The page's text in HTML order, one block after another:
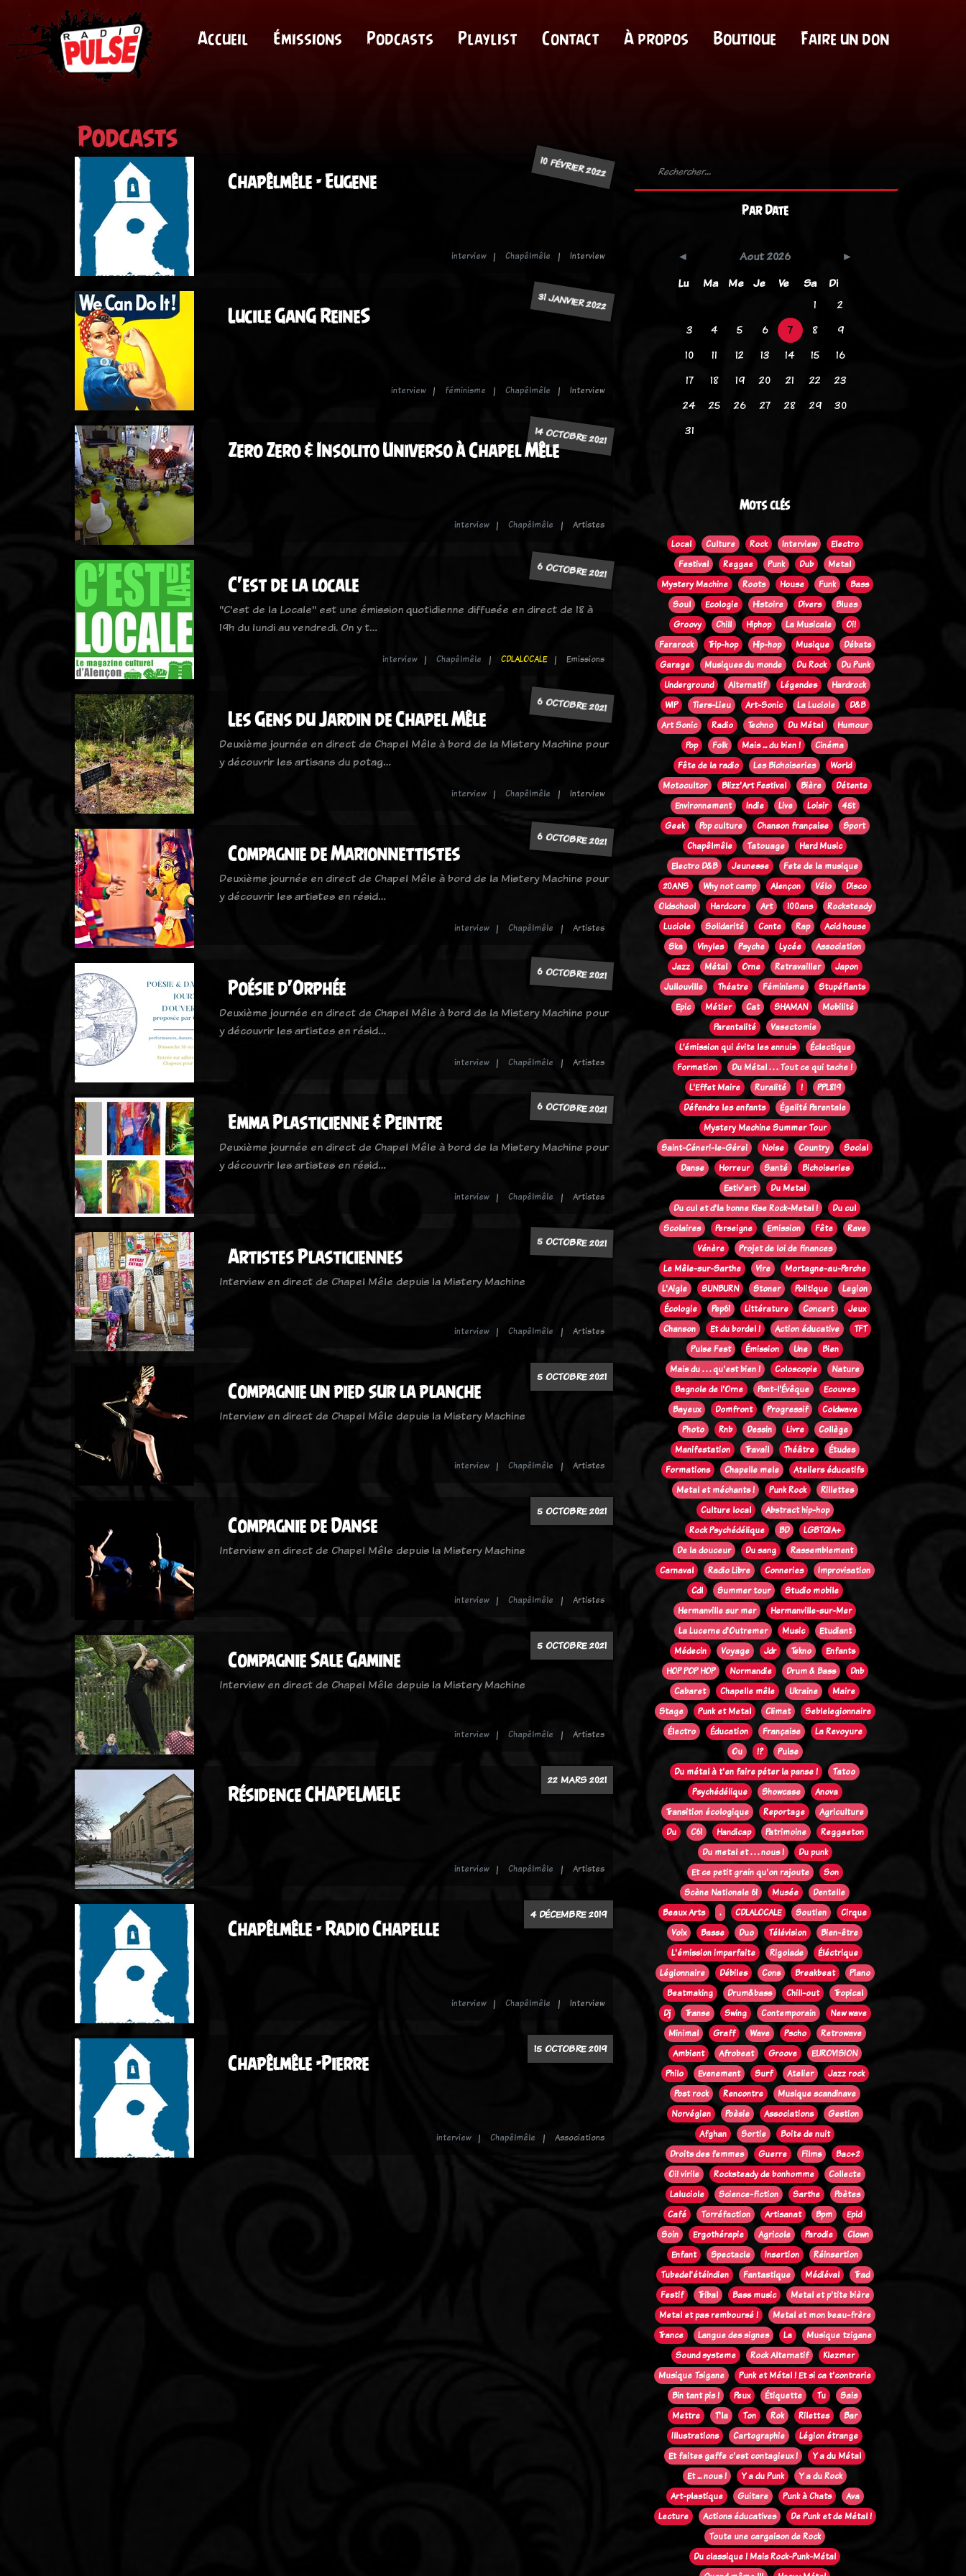
Accueil Émissions Podcasts Playlist Contact À propos Boutique Faire un don
Podcasts
10 FÉVRIER 2022
Chapêlmêle - Eugene
interview Chapêlmêle Interview
31 JANVIER 2022
Lucile GanG ReineS
interview féminisme Chapêlmêle Interview
14 OCTOBRE 2021
Zero Zero & Insolito Universo à Chapel Mêle
interview Chapêlmêle Artistes
6 OCTOBRE 2021
C'est de la locale
"C'est de la Locale" est une émission quotidienne diffusée en direct de 18 à
19h du lundi au vendredi. On y t…
interview Chapêlmêle CDLALOCALE Emissions
6 OCTOBRE 2021
Les Gens du Jardin de Chapel Mêle
Deuxième journée en direct de Chapel Mêle à bord de la Mistery Machine pour
y découvrir les artisans du potag…
interview Chapêlmêle Interview
6 OCTOBRE 2021
Compagnie de Marionnettistes
Deuxième journée en direct de Chapel Mêle à bord de la Mistery Machine pour
y découvrir les artistes en résid…
interview Chapêlmêle Artistes
6 OCTOBRE 2021
Poésie d'Orphée
Deuxième journée en direct de Chapel Mêle à bord de la Mistery Machine pour
y découvrir les artistes en résid…
interview Chapêlmêle Artistes
6 OCTOBRE 2021
Emma Plasticienne & Peintre
Deuxième journée en direct de Chapel Mêle à bord de la Mistery Machine pour
y découvrir les artistes en résid…
interview Chapêlmêle Artistes
5 OCTOBRE 2021
Artistes Plasticiennes
Interview en direct de Chapel Mêle depuis la Mistery Machine
interview Chapêlmêle Artistes
5 OCTOBRE 2021
Compagnie un pied sur la planche
Interview en direct de Chapel Mêle depuis la Mistery Machine
interview Chapêlmêle Artistes
5 OCTOBRE 2021
Compagnie de Danse
Interview en direct de Chapel Mêle depuis la Mistery Machine
interview Chapêlmêle Artistes
5 OCTOBRE 2021
Compagnie Sale Gamine
Interview en direct de Chapel Mêle depuis la Mistery Machine
interview Chapêlmêle Artistes
22 MARS 2021
Résidence CHAPELMELE
interview Chapêlmêle Artistes
4 DÉCEMBRE 2019
Chapêlmêle - Radio Chapelle
interview Chapêlmêle Interview
15 OCTOBRE 2019
Chapêlmêle -Pierre
interview Chapêlmêle Associations
Par Date
Aout 2026
Lu
Ma Me Je Ve Sa
Di
1
2
3
4 5 6 7 8
9
10
11 12 13 14 15
16
17
18 19 20 21 22
23
24
25 26 27 28 29
30
31
Mots clés
Local Culture Rock Interview
Electro
Festival
Reggae Punk Dub
Metal
Mystery Machine
Roots House Funk
Bass
Soul
Ecologie Histoire Divers
Blues
Groovy
Chill Hiphop La Musicale
Oi!
Ferarock
Trip-hop Hip-hop Musique
Débats
Garage
Musiques du monde Du Rock
Du Punk
Underground
Alternatif Légendes
Hardrock
WIP
Tiers-Lieu Art-Sonic La Luciole
D&B
Art Sonic
Radio Techno Du Métal
Humour
Pop
Folk Mais ... du bien !
Cinéma
Fête de la radio
Les Bichoiseries
World
Motocultor
Blizz'Art Festival Bière
Détente
Environnement
Indie Live Loisir
45t
Geek
Pop culture Chanson française
Sport
Chapêlmêle
Tatouage
Hard Music
Electro D&B
Jeunesse
Fete de la musique
20ANS
Why not camp Alençon Vélo
Disco
Oldschool
Hardcore Art 100ans
Rocksteady
Luciole
Solidarité Conte Rap
Acid house
Ska
Vinyles Psyche Lycée
Association
Jazz
Métal Orne Retravailler
Japon
Jullouville
Théatre Féminisme
Stupéfiants
Epic
Métier Cat SHAMAN
Mobilité
Parentalité
Vasectomie
L’émission qui évite les ennuis
Éclectique
Formation
Du Métal . . . Tout ce qui tache !
L'Effet Maire
Ruralité !
PPL819
Défendre les enfants
Égalité Parentale
Mystery Machine Summer Tour
Saint-Céneri-le-Gérei
Noise Country
Social
Danse
Horreur Santé
Bichoiseries
Estiv'art
Du Metal
Du cul et d'la bonne Kise Rock-Metal !
Du cul
Scolaires
Perseigne Emission Fête
Rave
Vénère
Projet de loi de finances
Le Mêle-sur-Sarthe
Vire
Mortagne-au-Perche
L'Aigle
SUNBURN Stoner Politique
Legion
Écologie
Pep61 Littérature Concert
Jeux
Chanson
Et du bordel ! Action éducative
TFT
Pulse Fest
Émission Une
Bien
Mais du . . . qu'est bien !
Coloscopie
Nature
Bagnole de l'Orne
Pont-l'Évêque
Ecouves
Bayeux
Domfront Progressif
Coldwave
Photo
Rnb Dessin Livre
Collège
Manifestation
Travail Théâtre
Études
Formations
Chapelle mele
Ateliers éducatifs
Metal et méchants !
Punk Rock
Rillettes
Culture local
Abstract hip-hop
Rock Psychédélique
BD
LGBTQIA+
De la douceur
Du sang
Rassemblement
Carnaval
Radio Libre Conneries
Improvisation
Cdl
Summer tour
Studio mobile
Hermanville sur mer
Hermanville-sur-Mer
La Lucerne d'Outremer
Music
Etudiant
Médecin
Voyage Jdr Tekno
Enfants
HOP POP HOP
Normandie Drum & Bass
Dnb
Cabaret
Chapelle mêle Ukraine
Maire
Stage
Punk et Metal Climat
Seblelegionnaire
Électro
Éducation Française
La Revoyure
Ou
!?
Pulse
Du métal à t'en faire péter la panse !
Tatoo
Psychédélique
Showcase
Anova
Transition écologique
Reportage
Agriculture
Du
C61 Handicap Patrimoine
Reggaeton
Du metal et . . . nous !
Du punk
Et ce petit grain qu'on rajoute
Son
Scène Nationale 61
Musée
Dentelle
Beaux Arts
. CDLALOCALE Soutien
Cirque
Voix
Basse Duo Télévision
Bien-être
L'émission imparfaite
Rigolade
Éléctrique
Légionnaire
Débiles Cons Breakbeat
Piano
Beatmaking
Drum&bass Chill-out
Tropical
Dj
Transe Swing Contemporain
New wave
Minimal
Graff Wave Pscho
Retrowave
Ambient
Afrobeat Groove
EUROVISION
Philo
Evenement Surf Atelier
Jazz rock
Post rock
Rencontre
Musique scandinave
Norvégien
Poèsie Associations
Gestion
Afghan
Sortie
Boite de nuit
Droits des femmes
Guerre Films
Bac+2
Oi! virile
Rocksteady de bonhomme
Collecte
Laluciole
Science-fiction Sarthe
Poètes
Café
Torréfaction Artisanat Bpm
Epid
Soin
Ergothérapie Agricole Parodie
Clown
Enfant
Spectacle Insertion
Réinsertion
Tubedel'étéindien
Fantastique Médiéval
Trad
Festif
Tribal Bass music
Metal et p'tite bière
Metal et pas remboursé !
Metal et mon beau-frère
Trance
Langue des signes La
Musique tzigane
Sound systeme
Rock Alternatif
Klezmer
Musique Tsigane
Punk et Métal ! Et si ca t'contrarie
Bin tant pis !
Peux Étiquette Tu
Sais
Mettre
T'la Ton Rok Rilettes
Bar
Illustrations
Cartographie
Légion étrange
Et faites gaffe c'est contagieux !
Y a du Métal
Et ... nous !
Y a du Punk
Y a du Rock
Art-plastique
Guitare Punk à Chats
Ava
Lecture
Actions éducatives
De Punk et de Métal !
Toute une cargaison de Rock
Du classique ! Mais Rock-Punk-Métal